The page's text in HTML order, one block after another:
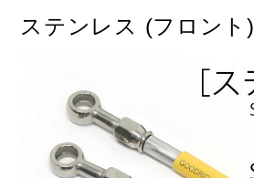
HYOSUNG
ステンレス (フロント)